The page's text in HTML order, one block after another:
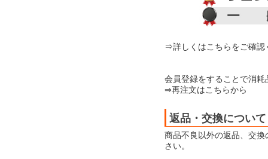
⇒詳しくはこちらをご確認
会員登録をすることで消
⇒再注文はこちらから
返品・交換について
商品不良以外の返品、交
さい。